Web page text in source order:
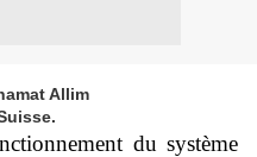
Allim
du système